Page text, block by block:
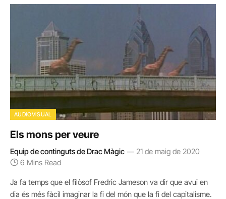
AUDIOVISUAL
Els mons per veure
Equip de continguts de Drac Màgic
21 de maig de 2020
6 Mins Read
Ja fa temps que el filòsof Fredric Jameson va dir que avui en
dia és més fàcil imaginar la fi del món que la fi del capitalisme.